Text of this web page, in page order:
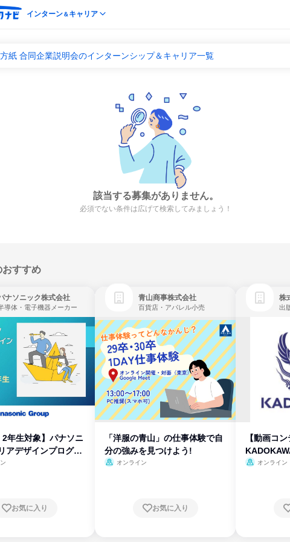
インターン＆キャリア
紙 合同企業説明会のインターンシップ＆キャリア一覧
該当する募集がありません。
必須でない条件は広げて検索してみましょう！
おすすめ
ナソニック株式会社
導体・電子機器メーカー
2年生対象】パナソニ
アデザインプログラ
お気に入り
青山商事株式会社
百貨店・アパレル小売
「洋服の青山」の仕事体験で自
分の強みを見つけよう!
オンライン
お気に入り
株
出
【動画コン
オンライン